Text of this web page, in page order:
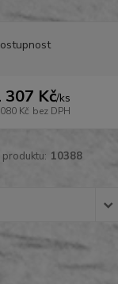
307 Kč/ks
Kč bez DPH
10388